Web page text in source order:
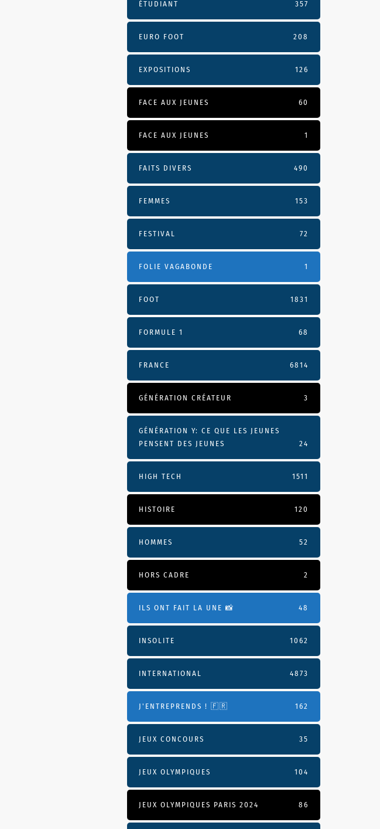
ÉTUDIANT 357
EURO FOOT 208
EXPOSITIONS 126
FACE AUX JEUNES 60
FACE AUX JEUNES 1
FAITS DIVERS 490
FEMMES 153
FESTIVAL 72
FOLIE VAGABONDE 1
FOOT 1831
FORMULE 1 68
FRANCE 6814
GÉNÉRATION CRÉATEUR 3
GÉNÉRATION Y: CE QUE LES JEUNES
PENSENT DES JEUNES
24
HIGH TECH 1511
HISTOIRE 120
HOMMES 52
HORS CADRE 2
ILS ONT FAIT LA UNE 📸 48
INSOLITE 1062
INTERNATIONAL 4873
J'ENTREPRENDS ! 🇫🇷 162
JEUX CONCOURS 35
JEUX OLYMPIQUES 104
JEUX OLYMPIQUES PARIS 2024 86